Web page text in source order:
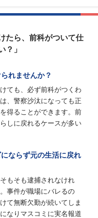
たら、前科がついて仕
？」
れませんか？
ても、必ず前科がつくわ
、警察沙汰になっても正
得ることができます。前
しに戻れるケースが多い
ならず元の生活に戻れ
もそも逮捕されなけれ
事件が職場にバレるの
て無断欠勤が続いてしま
なりマスコミに実名報道